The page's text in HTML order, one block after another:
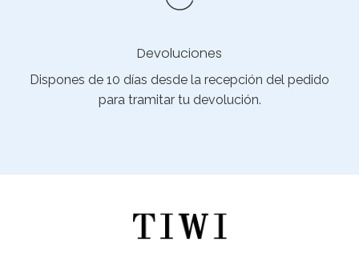
Devoluciones
Dispones de 10 días desde la recepción del pedido
para tramitar tu devolución.